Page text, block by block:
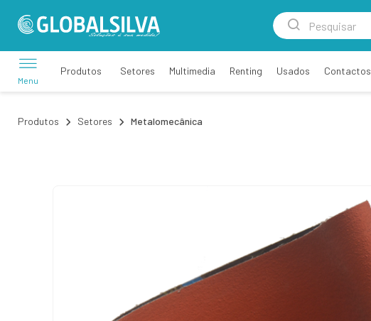
Menu
Produtos Setores Multimedia Renting Usados Contactos
Produtos Setores Metalomecânica